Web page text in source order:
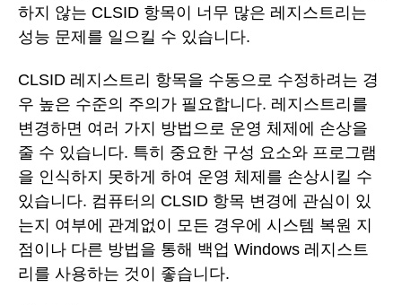
하지 않는 CLSID 항목이 너무 많은 레지스트리는
성능 문제를 일으킬 수 있습니다.
CLSID 레지스트리 항목을 수동으로 수정하려는 경
우 높은 수준의 주의가 필요합니다. 레지스트리를
변경하면 여러 가지 방법으로 운영 체제에 손상을
줄 수 있습니다. 특히 중요한 구성 요소와 프로그램
을 인식하지 못하게 하여 운영 체제를 손상시킬 수
있습니다. 컴퓨터의 CLSID 항목 변경에 관심이 있
는지 여부에 관계없이 모든 경우에 시스템 복원 지
점이나 다른 방법을 통해 백업 Windows 레지스트
리를 사용하는 것이 좋습니다.